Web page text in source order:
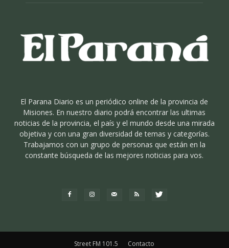
El Parana Diario es un periódico online de la provincia de
Misiones. En nuestro diario podrá encontrar las ultimas
noticias de la provincia, el país y el mundo desde una mirada
objetiva y con una gran diversidad de temas y categorías.
Trabajamos con un grupo de personas que están en la
constante búsqueda de las mejores noticias para vos.
Street FM 101.5 Contacto